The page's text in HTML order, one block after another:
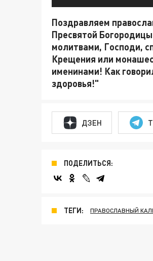
Поздравляем
Пресвятой
молитвами, Господи,
Крещения или
именинами! Как
здоровья!"
ДЗЕН
ПОДЕЛИТЬСЯ:
ТЕГИ: ПРАВОСЛАВНЫЙ